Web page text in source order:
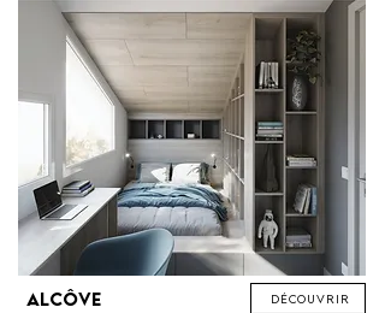
Alcôve Découvrir